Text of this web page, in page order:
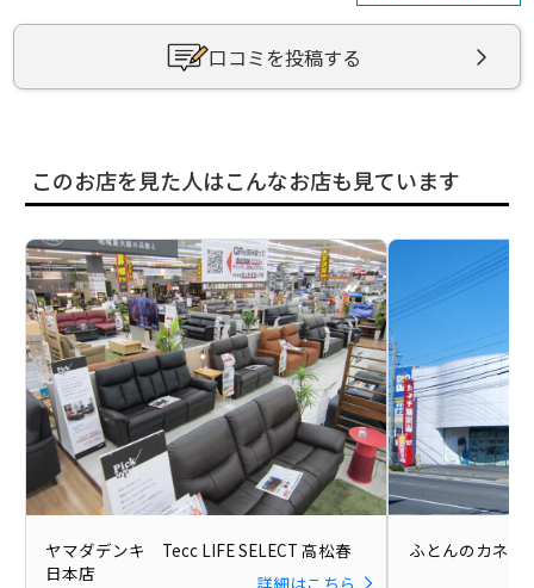
口コミを投稿する
このお店を見た人はこんなお店も見ています
ヤマダデンキ Tecc LIFE SELECT 高松春
日本店
詳細はこちら
ふとんのカネチ